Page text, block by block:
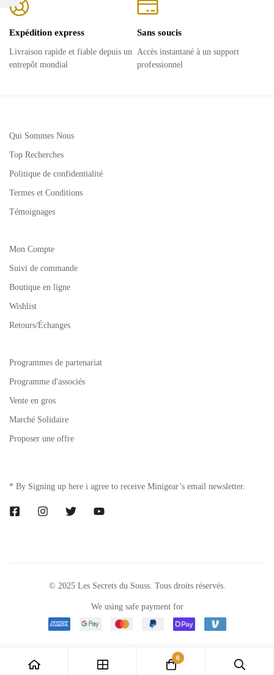
Expédition express
Livraison rapide et fiable depuis un
entrepôt mondial
Sans soucis
Accès instantané à un support
professionnel
Qui Sommes Nous
Top Recherches
Politique de confidentialité
Termes et Conditions
Témoignages
Mon Compte
Suivi de commande
Boutique en ligne
Wishlist
Retours/Échanges
Programmes de partenariat
Programme d'associés
Vente en gros
Marché Solidaire
Proposer une offre
* By Signing up here i agree to receive Minigear’s email newsletter.
© 2025 Les Secrets du Souss. Tous droits réservés.
We using safe payment for
0